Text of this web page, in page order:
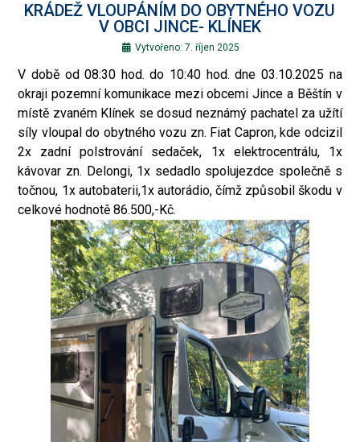
KRÁDEŽ VLOUPÁNÍM DO OBYTNÉHO VOZU
V OBCI JINCE- KLÍNEK
Vytvořeno: 7. říjen 2025
V době od 08:30 hod. do 10:40 hod. dne 03.10.2025 na
okraji pozemní komunikace mezi obcemi Jince a Běštín v
místě zvaném Klínek se dosud neznámý pachatel za užítí
síly vloupal do obytného vozu zn. Fiat Capron, kde odcizil
2x zadní polstrování sedaček, 1x elektrocentrálu, 1x
kávovar zn. Delongi, 1x sedadlo spolujezdce společně s
točnou, 1x autobaterii,1x autorádio, čímž způsobil škodu v
celkové hodnotě 86.500,-Kč.